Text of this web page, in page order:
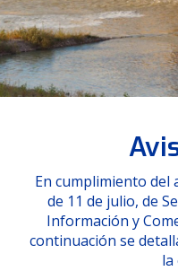
En cumplimiento del
de 11 de julio, de
Información y
continuación se
la